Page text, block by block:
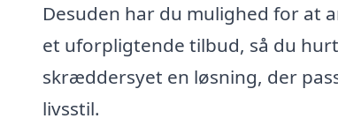
Desuden har du mulighed for at
et uforpligtende tilbud, så du
skræddersyet en løsning, der
livsstil.